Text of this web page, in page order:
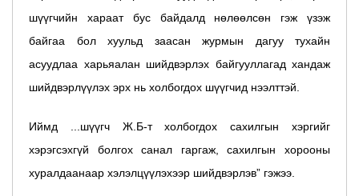
шүүгчийн хараат бус байдалд нөлөөлсөн гэж үзэж
байгаа бол хуульд заасан журмын дагуу тухайн
асуудлаа харьяалан шийдвэрлэх байгууллагад хандаж
шийдвэрлүүлэх эрх нь холбогдох шүүгчид нээлттэй.
Иймд ...шүүгч Ж.Б-т холбогдох сахилгын хэргийг
хэрэгсэхгүй болгох санал гаргаж, сахилгын хорооны
хуралдаанаар хэлэлцүүлэхээр шийдвэрлэв” гэжээ.